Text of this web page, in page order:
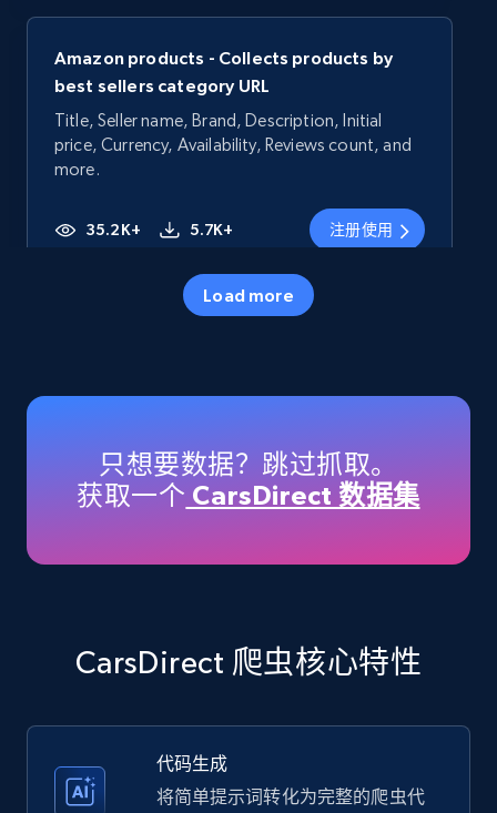
Amazon products - Collects products by
best sellers category URL
Title, Seller name, Brand, Description, Initial
price, Currency, Availability, Reviews count, and
more.
35.2K+ 5.7K+ 注册使用
Title, Seller name, Brand, Description, Initial
35.2K+ 5.7K+ 注册使用
Title, Seller name, Brand, Description, Initial
more.
35.2K+ 5.7K+ 注册使用
Load more
只想要数据？跳过抓取。
获取一个 CarsDirect 数据集
CarsDirect 爬虫核心特性
代码生成
将简单提示词转化为完整的爬虫代